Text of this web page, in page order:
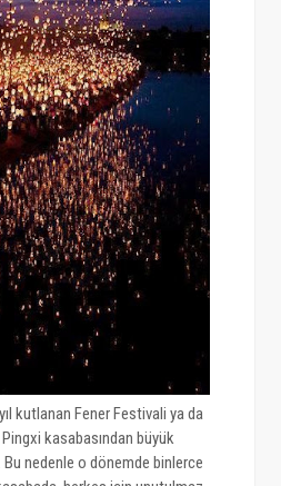
kutlanan Fener Festivali ya da
Pingxi kasabasından büyük
Bu nedenle o dönemde binlerce